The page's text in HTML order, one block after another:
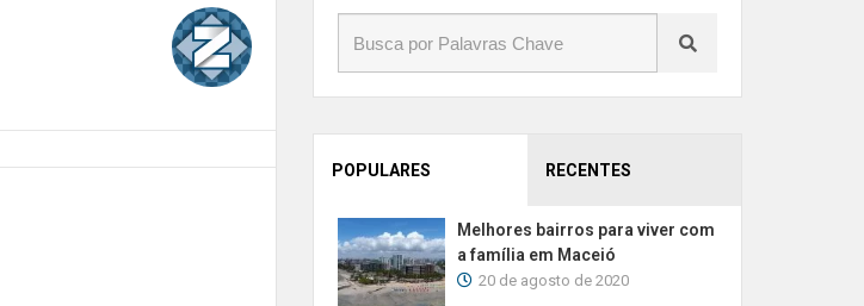
POPULARES RECENTES
Melhores bairros para viver com
a família em Maceió
20 de agosto de 2020